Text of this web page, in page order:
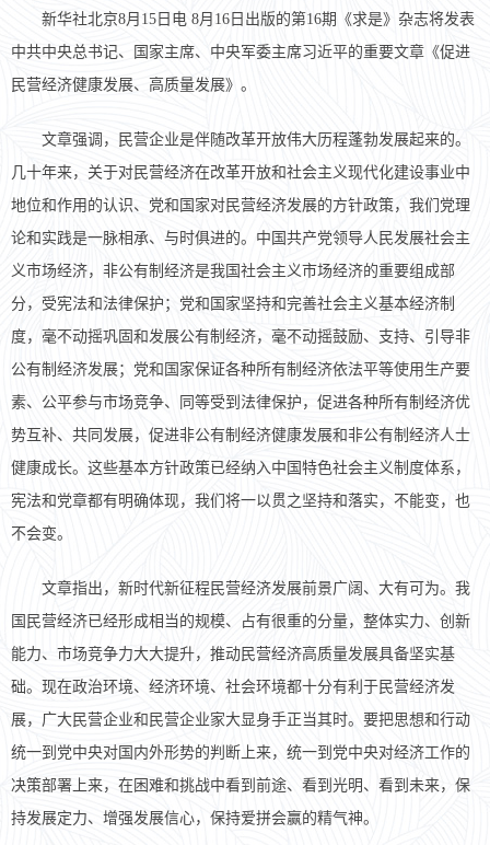
新华社北京8月15日电 8月16日出版的第16期《求是》杂志将发表
中共中央总书记、国家主席、中央军委主席习近平的重要文章《促进
民营经济健康发展、高质量发展》。
文章强调，民营企业是伴随改革开放伟大历程蓬勃发展起来的。
几十年来，关于对民营经济在改革开放和社会主义现代化建设事业中
地位和作用的认识、党和国家对民营经济发展的方针政策，我们党理
论和实践是一脉相承、与时俱进的。中国共产党领导人民发展社会主
义市场经济，非公有制经济是我国社会主义市场经济的重要组成部
分，受宪法和法律保护；党和国家坚持和完善社会主义基本经济制
度，毫不动摇巩固和发展公有制经济，毫不动摇鼓励、支持、引导非
公有制经济发展；党和国家保证各种所有制经济依法平等使用生产要
素、公平参与市场竞争、同等受到法律保护，促进各种所有制经济优
势互补、共同发展，促进非公有制经济健康发展和非公有制经济人士
健康成长。这些基本方针政策已经纳入中国特色社会主义制度体系，
宪法和党章都有明确体现，我们将一以贯之坚持和落实，不能变，也
不会变。
文章指出，新时代新征程民营经济发展前景广阔、大有可为。我
国民营经济已经形成相当的规模、占有很重的分量，整体实力、创新
能力、市场竞争力大大提升，推动民营经济高质量发展具备坚实基
础。现在政治环境、经济环境、社会环境都十分有利于民营经济发
展，广大民营企业和民营企业家大显身手正当其时。要把思想和行动
统一到党中央对国内外形势的判断上来，统一到党中央对经济工作的
决策部署上来，在困难和挑战中看到前途、看到光明、看到未来，保
持发展定力、增强发展信心，保持爱拼会赢的精气神。